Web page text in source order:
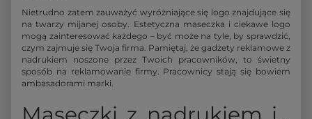
Nietrudno zatem zauważyć wyróżniające się logo znajdujące się
na twarzy mijanej osoby. Estetyczna maseczka i ciekawe logo
mogą zainteresować każdego – być może na tyle, by sprawdzić,
czym zajmuje się Twoja firma. Pamiętaj, że gadżety reklamowe z
nadrukiem noszone przez Twoich pracowników, to świetny
sposób na reklamowanie firmy. Pracownicy stają się bowiem
ambasadorami marki.